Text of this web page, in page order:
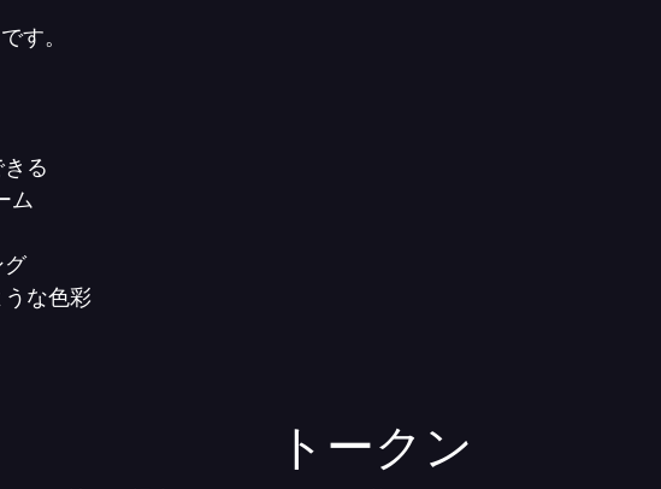
す。
る
ム
な色彩
トークン